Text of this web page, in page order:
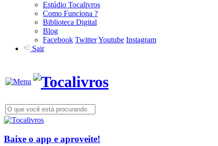
Estúdio Tocalivros
Como Funciona ?
Biblioteca Digital
Blog
Facebook TwitterYoutube Instagram
Sair
Baixe o app e aproveite!